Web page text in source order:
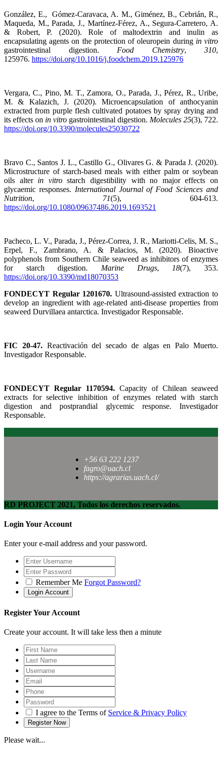
González, E., Gómez-Caravaca, A. M., Giménez, B., Cebrián, R.,
Maqueda, M., Parada, J., Martínez-Férez, A., Segura-Carretero, A.
& Robert, P. (2020). Role of maltodextrin and inulin as
encapsulating agents on the protection of oleuropein during in vitro
gastrointestinal digestion. Food Chemistry, 310,
125976. https://doi.org/10.1016/j.foodchem.2019.125976
Vergara, C., Pino, M. T., Zamora, O., Parada, J., Pérez, R., Uribe,
M. & Kalazich, J. (2020). Microencapsulation of anthocyanin
extracted from purple flesh cultivated potatoes by spray drying and
its effects on in vitro gastrointestinal digestion. Molecules 25(3), 722.
https://doi.org/10.3390/molecules25030722
Bravo C., Santos J. L., Castillo G., Olivares G. & Parada J. (2020).
Microstructure of starch-based meals with either palm or soybean
oils alter in vitrostarch digestibility with no major effects on
glycaemic responses. International Journal of Food Sciences and
Nutrition, 71(5), 604-613.
https://doi.org/10.1080/09637486.2019.1693521
Pacheco, L. V., Parada, J., Pérez-Correa, J. R., Mariotti-Celis, M. S.,
Erpel, F., Zambrano, A. & Palacios, M. (2020). Bioactive
polyphenols from Southern Chile seaweed as inhibitors of enzymes
for starch digestion. Marine Drugs, 18(7), 353.
https://doi.org/10.3390/md18070353
FONDECYT Regular 1201670. Ultrasound-assisted extraction to
develop an ingredient with age-related anti-disease properties from
seaweed Durvillaea antarctica. Investigador Responsable.
FIC 20-47.Reactivación del secado de algas en Palo Muerto.
Investigador Responsable.
FONDECYT Regular 1170594. Capacity of Chilean seaweed
extracts for selective inhibition of enzymes related with starch
digestion and postprandial glycemic response. Investigador
Responsable.
+56 63 222 1237
fagro@uach.cl
https://agrarias.uach.cl/
RD PROJECT 2021, Todos los derechos reservados.
Login Your Account
Enter your e-mail address and your password.
Remember Me Forgot Password?
Register Your Account
Create your account. It will take less then a minute
I agree to the Terms of Service & Privacy Policy
Please wait...